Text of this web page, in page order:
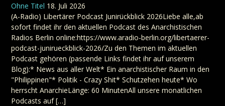
Ohne Titel 18. Juli 2026
(A-Radio) Libertärer Podcast Junirückblick 2026Liebe alle,ab
sofort findet ihr den aktuellen Podcast des Anarchistischen
Radios Berlin online:https://www.aradio-berlin.org/libertaerer-
podcast-junirueckblick-2026/Zu den Themen im aktuellen
Podcast gehören (passende Links findet ihr auf unserem
Blog):* News aus aller Welt* Ein anarchistischer Raum in den
"Philippinen"* Politik - Crazy Shit* Schutzehen heute* Wo
herrscht AnarchieLänge: 60 MinutenAll unsere monatlichen
Podcasts auf […]